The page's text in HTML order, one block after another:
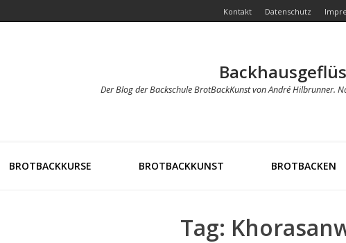
Kontakt Datenschutz
Der Blog der Backschule BrotBackKunst von André Hilbrunner.
BROTBACKKURSE BROTBACKKUNST BROTBACKEN
Tag: